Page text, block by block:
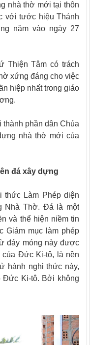
nhà thờ mới tại thôn
với tước hiệu Thánh
năm vào ngày 27
Thiện Tâm có trách
xứng đáng cho việc
hiệp nhất trong giáo
phần dân Chúa
nhà thờ mới của
đá xây dựng
Làm Phép diện
Nhà Thờ. Đá là một
và thể hiện niềm tin
Giám mục làm phép
đáy móng này được
Đức Ki-tô, là nền
hành nghi thức này,
Đức Ki-tô. Bởi không